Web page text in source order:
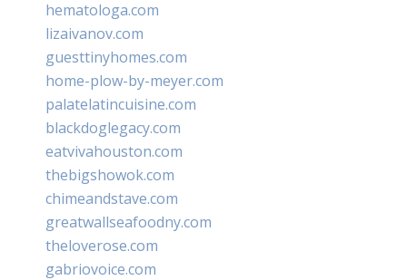
hematologa.com
lizaivanov.com
guesttinyhomes.com
home-plow-by-meyer.com
palatelatincuisine.com
blackdoglegacy.com
eatvivahouston.com
thebigshowok.com
chimeandstave.com
greatwallseafoodny.com
theloverose.com
gabriovoice.com